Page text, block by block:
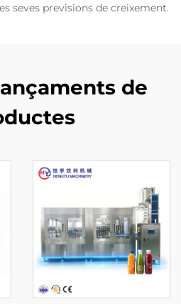
seves previsions de creixement.
de